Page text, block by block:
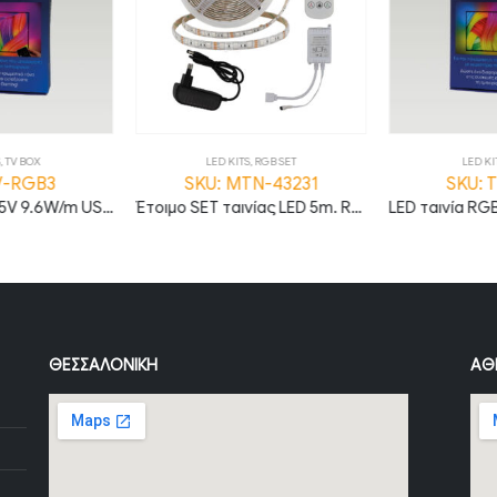
TV BOX
RGB3
LED ταινία RGB 5V 9.6W/m USB 3m (TV Box) TV-RGB3
LED KITS,RGB SET
SKU: MTN-43231
Έτοιμο SET ταινίας LED 5m. RGB 60LED/m με τηλεχειριστήριο και τροφοδοτικό IP54 MTN-43231
LED
SKU:
ΘΕΣΣΑΛΟΝΊΚΗ